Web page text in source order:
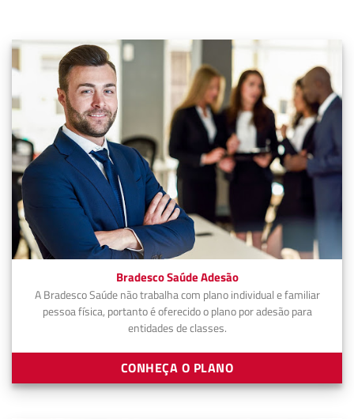
Bradesco Saúde Adesão
A Bradesco Saúde não trabalha com plano individual e familiar
pessoa física, portanto é oferecido o plano por adesão para
entidades de classes.
CONHEÇA O PLANO